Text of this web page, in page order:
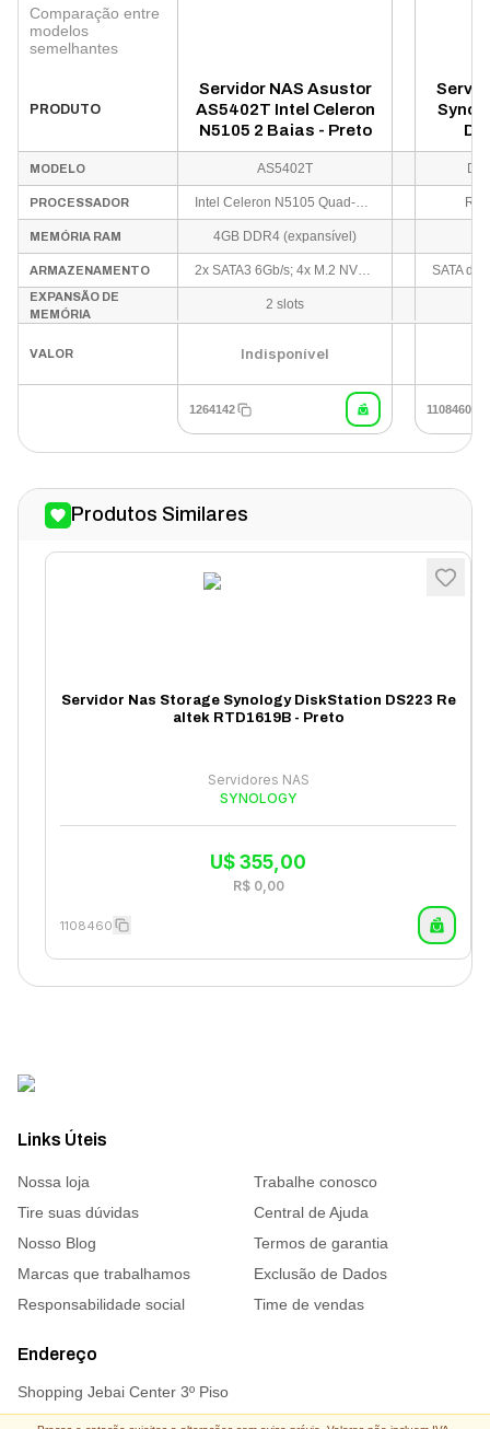
Comparação entre
modelos
semelhantes
PRODUTO
Servidor NAS Asustor
AS5402T Intel Celeron
N5105 2 Baias - Preto
MODELO AS5402T
PROCESSADOR Intel Celeron N5105 Quad-Core 2.0GHz (até 2.9GHz)
MEMÓRIA RAM 4GB DDR4 (expansível)
ARMAZENAMENTO 2x SATA3 6Gb/s; 4x M.2 NVMe
EXPANSÃO DE
MEMÓRIA
2 slots
VALOR Indisponível
1264142 1108460
Produtos Similares
Servidor Nas Storage Synology DiskStation DS223 Re
altek RTD1619B - Preto
Servidores NAS
SYNOLOGY
U$ 355,00
R$ 0,00
1108460
Links Úteis
Nossa loja
Trabalhe conosco
Tire suas dúvidas
Central de Ajuda
Nosso Blog
Termos de garantia
Marcas que trabalhamos
Exclusão de Dados
Responsabilidade social
Time de vendas
Endereço
Shopping Jebai Center 3º Piso